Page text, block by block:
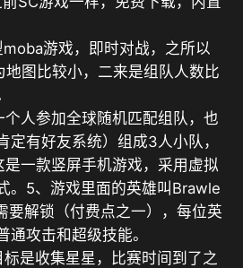
游戏，即时对战，之所以
地图比较小，二来是组队人数比
人参加全球随机匹配组队，也
定有好友系统）组成3人小队，
一款竖屏手机游戏，采用虚拟
。5、游戏里面的英雄叫Brawle
要解锁（付费点之一），每位英
通攻击和超级技能。
是收集星星，比赛时间到了之